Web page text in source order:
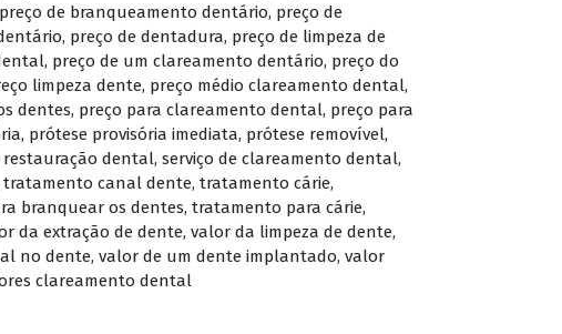
preço de branqueamento dentário, preço de
, preço de dentadura, preço de limpeza de
, preço de um clareamento dentário, preço do
limpeza dente, preço médio clareamento dental,
dentes, preço para clareamento dental, preço para
, prótese provisória imediata, prótese removível,
restauração dental, serviço de clareamento dental,
tratamento canal dente, tratamento cárie,
branquear os dentes, tratamento para cárie,
da extração de dente, valor da limpeza de dente,
no dente, valor de um dente implantado, valor
clareamento dental